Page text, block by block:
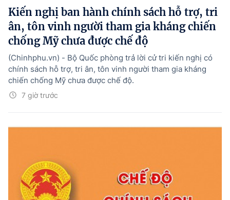
Kiến nghị ban hành chính sách hỗ trợ, tri
ân, tôn vinh người tham gia kháng chiến
chống Mỹ chưa được chế độ
7 giờ trước
(Chinhphu.vn) - Bộ Quốc phòng trả lời cử tri kiến nghị có
chính sách hỗ trợ, tri ân, tôn vinh người tham gia kháng
chiến chống Mỹ chưa được chế độ.